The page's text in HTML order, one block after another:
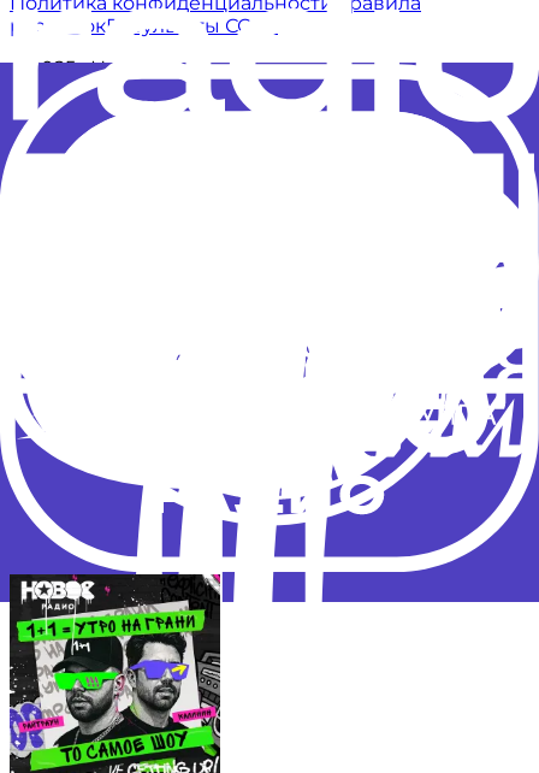
рассылокРезультаты СОУТ
© 2025 «Новое Радио» 12+
Доверяем разработку
Политика конфиденциальности
Телефон: +7 (495) 232-16-36 Телефон эфира: +7 (495)
телефонов): *1632 (бесплатно по России)
Доверяем разработку